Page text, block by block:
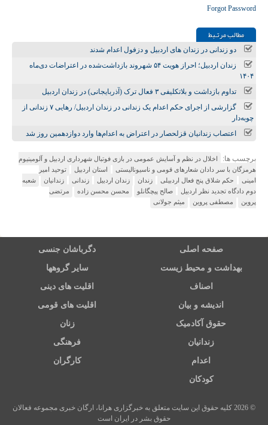
Forgot Password
مطالب مرتـبط
دو زندانی در زندان های اردبیل و دزفول اعدام شدند
زندان اردبیل؛ احراز هویت ۵۴ شهروند بازداشت‌شده در اعتراضات دی‌ماه
۱۴۰۴
تداوم بازداشت و بلاتکلیفی ۳ فعال ترک (آذربایجانی) در زندان اردبیل
گزارشی از اجرای حکم اعدام یک زندانی در زندان اردبیل/ رهایی ۷ زندانی از
چوبه‌دار
اعتصاب زندانیان قزلحصار در اعتراض به اعدام‌ها وارد دوازدهمین روز شد
برچسب ها:
اخلال در نظم و آسایش عمومی در بازی فوتبال شهرداری اردبیل و آلومینیوم
هرمزگان با سر دادان شعارهای قومی و ناسیونالیستی
استان اردبیل
توحید امیر
امینی
حکم شلاق پنج فعال اردبیلی زندان زندان اردبیل زندانی زندانیان
شعبه
دوم دادگاه تجدید نظر اردبیل
صالح پیچگانلو محسن محسن زاده
مرتضی
پروین
مصطفی پروین میثم جولانی
صفحه اصلی دگرباشان جنسی
بهداشت و محیط زیست سایر گروهها
اصناف اقلیت های دینی
اندیشه و بیان اقلیت های قومی
حقوق آکادمیک زنان
زندانیان فرهنگی
اعدام کارگران
کودکان
© 2026 کلیه حقوق این سایت متعلق به خبرگزاری هرانا، ارگان خبری مجموعه فعالان
حقوق بشر در ایران است